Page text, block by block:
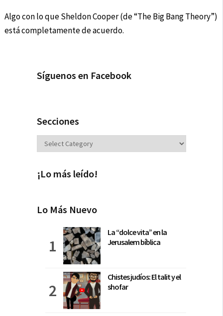
Algo con lo que Sheldon Cooper (de “The Big Bang Theory”)
está completamente de acuerdo.
Síguenos en Facebook
Secciones
Secciones
¡Lo más leído!
Lo Más Nuevo
La “dolce vita” en la
Jerusalem bíblica
Chistes judíos: El talit y el
shofar